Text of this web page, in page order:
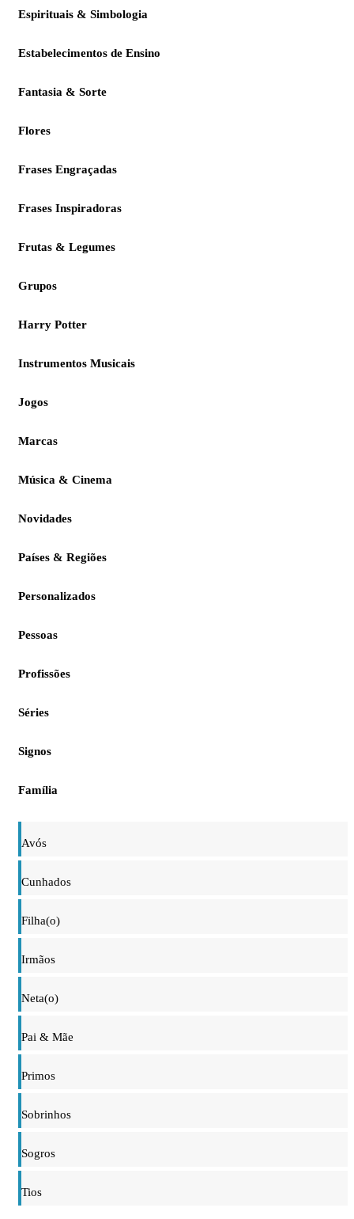
Espirituais & Simbologia
Estabelecimentos de Ensino
Fantasia & Sorte
Flores
Frases Engraçadas
Frases Inspiradoras
Frutas & Legumes
Grupos
Harry Potter
Instrumentos Musicais
Jogos
Marcas
Música & Cinema
Novidades
Países & Regiões
Personalizados
Pessoas
Profissões
Séries
Signos
Família
Avós
Cunhados
Filha(o)
Irmãos
Neta(o)
Pai & Mãe
Primos
Sobrinhos
Sogros
Tios